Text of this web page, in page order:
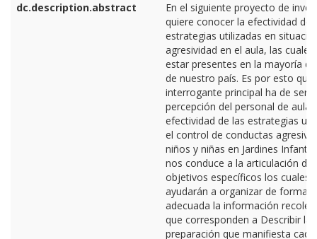
dc.description.abstract
En el siguiente proyecto de
quiere conocer la efectividad de
estrategias utilizadas en
agresividad en el aula, las
estar presentes en la mayoría
de nuestro país. Es por esto que
interrogante principal ha de ser
percepción del personal de aula
efectividad de las estrategias
el control de conductas
niños y niñas en Jardines
nos conduce a la articulación de
objetivos específicos los cuales
ayudarán a organizar de forma
adecuada la información
que corresponden a Describir la
preparación que manifiesta